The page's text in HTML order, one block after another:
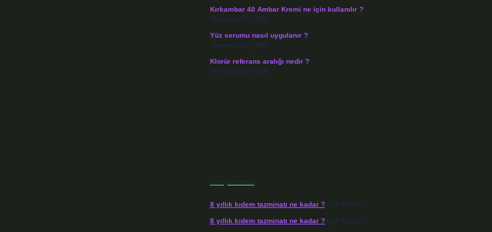
Kırkambar 40 Ambar Kremi ne için kullanılır ?
Temmuz 27, 2026
Yüz serumu nasıl uygulanır ?
Temmuz 26, 2026
Klorür referans aralığı nedir ?
Temmuz 25, 2026
Son yorumlar
8 yıllık kıdem tazminatı ne kadar ?için admin
8 yıllık kıdem tazminatı ne kadar ?için Nazan